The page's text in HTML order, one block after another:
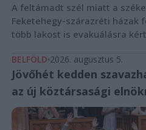
A feltámadt szél miatt a
Feketehegy-szárazréti házak
több lakost is evakuálásra
BELFÖLD 2026. augusztus 5.
Jövőhét kedden
az új köztársasági